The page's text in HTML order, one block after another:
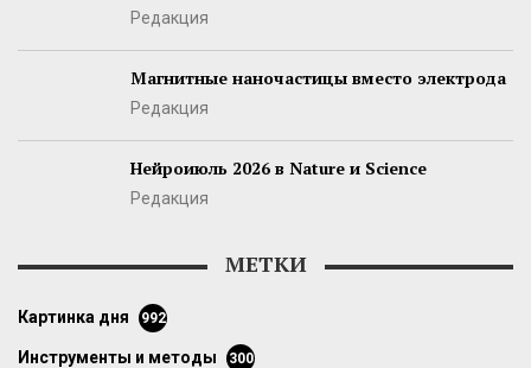
Редакция
Магнитные наночастицы вместо электрода
Редакция
Нейроиюль 2026 в Nature и Science
Редакция
МЕТКИ
картинка дня 992
инструменты и методы 300